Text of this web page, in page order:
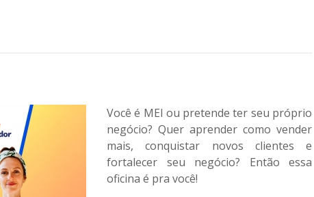
Você é MEI ou pretende ter seu próprio
negócio? Quer aprender como vender
mais, conquistar novos clientes e
fortalecer seu negócio? Então essa
oficina é pra você!